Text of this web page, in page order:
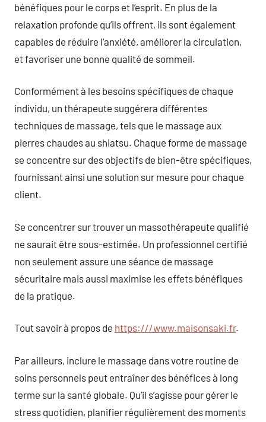
bénéfiques pour le corps et l’esprit. En plus de la
relaxation profonde qu’ils offrent, ils sont également
capables de réduire l’anxiété, améliorer la circulation,
et favoriser une bonne qualité de sommeil.
Conformément à les besoins spécifiques de chaque
individu, un thérapeute suggérera différentes
techniques de massage, tels que le massage aux
pierres chaudes au shiatsu. Chaque forme de massage
se concentre sur des objectifs de bien-être spécifiques,
fournissant ainsi une solution sur mesure pour chaque
client.
Se concentrer sur trouver un massothérapeute qualifié
ne saurait être sous-estimée. Un professionnel certifié
non seulement assure une séance de massage
sécuritaire mais aussi maximise les effets bénéfiques
de la pratique.
Tout savoir à propos de https:///www.maisonsaki.fr.
Par ailleurs, inclure le massage dans votre routine de
soins personnels peut entraîner des bénéfices à long
terme sur la santé globale. Qu’il s’agisse pour gérer le
stress quotidien, planifier régulièrement des moments